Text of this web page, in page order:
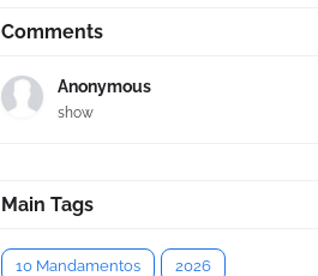
Comments
Anonymous
show
Main Tags
10 Mandamentos 2026